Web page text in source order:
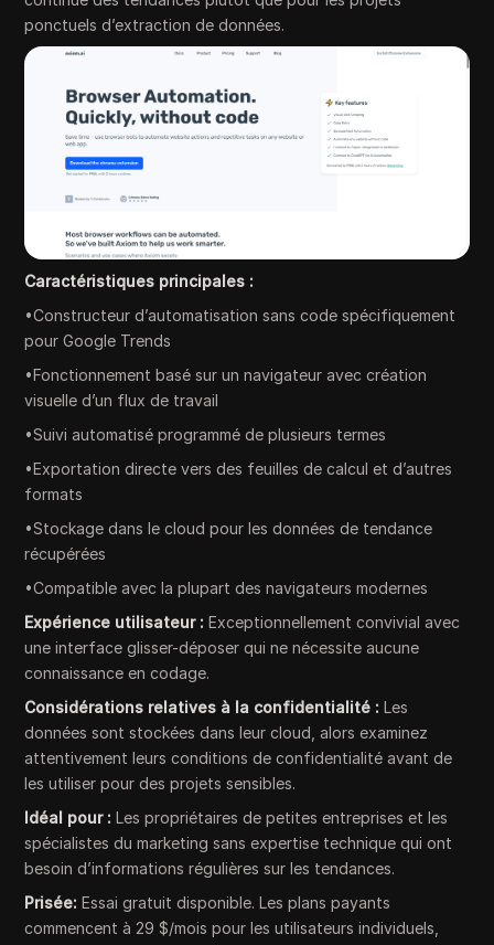
ponctuels d’extraction de données.
Caractéristiques principales :
•Constructeur d’automatisation sans code spécifiquement
pour Google Trends
•Fonctionnement basé sur un navigateur avec création
visuelle d’un flux de travail
•Suivi automatisé programmé de plusieurs termes
•Exportation directe vers des feuilles de calcul et d’autres
formats
•Stockage dans le cloud pour les données de tendance
récupérées
•Compatible avec la plupart des navigateurs modernes
Expérience utilisateur :Exceptionnellement convivial avec
une interface glisser-déposer qui ne nécessite aucune
connaissance en codage.
Considérations relatives à la confidentialité : Les
données sont stockées dans leur cloud, alors examinez
attentivement leurs conditions de confidentialité avant de
les utiliser pour des projets sensibles.
Idéal pour :Les propriétaires de petites entreprises et les
spécialistes du marketing sans expertise technique qui ont
besoin d’informations régulières sur les tendances.
Prisée: Essai gratuit disponible. Les plans payants
commencent à 29 $/mois pour les utilisateurs individuels,